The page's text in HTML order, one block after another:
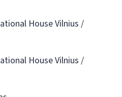
House Vilnius /
House Vilnius /